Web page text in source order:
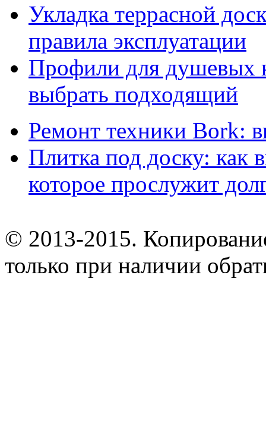
Укладка террасной
правила эксплуатации
Профили для душевых
выбрать подходящий
Ремонт техники Bork:
Плитка под доску: как
которое прослужит
© 2013-2015.
только при наличии